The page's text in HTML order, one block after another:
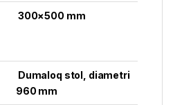
300×500 mm
Dumaloq stol, diametri
960 mm